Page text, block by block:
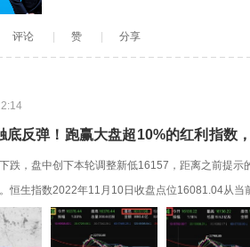
评论 | 赞 | 分享
底反弹！跑赢大盘超10%的红利指数
跌，盘中创下本轮调整新低16157，距离之前提
恒生指数2022年11月10日收盘点位16081.04从当
触即发。此外，今天日线收出的带长下影线“小星
今日（12月7日）低点16157，特别是在恒生指数